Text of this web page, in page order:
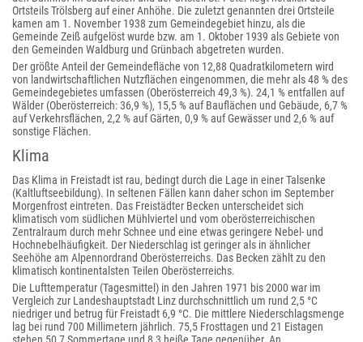
Ortsteils Trölsberg auf einer Anhöhe. Die zuletzt genannten drei Ortsteile
kamen am 1. November 1938 zum Gemeindegebiet hinzu, als die
Gemeinde Zeiß aufgelöst wurde bzw. am 1. Oktober 1939 als Gebiete von
den Gemeinden Waldburg und Grünbach abgetreten wurden.
Der größte Anteil der Gemeindefläche von 12,88 Quadratkilometern wird
von landwirtschaftlichen Nutzflächen eingenommen, die mehr als 48 % des
Gemeindegebietes umfassen (Oberösterreich 49,3 %). 24,1 % entfallen auf
Wälder (Oberösterreich: 36,9 %), 15,5 % auf Bauflächen und Gebäude, 6,7 %
auf Verkehrsflächen, 2,2 % auf Gärten, 0,9 % auf Gewässer und 2,6 % auf
sonstige Flächen.
Klima
Das Klima in Freistadt ist rau, bedingt durch die Lage in einer Talsenke
(Kaltluftseebildung). In seltenen Fällen kann daher schon im September
Morgenfrost eintreten. Das Freistädter Becken unterscheidet sich
klimatisch vom südlichen Mühlviertel und vom oberösterreichischen
Zentralraum durch mehr Schnee und eine etwas geringere Nebel- und
Hochnebelhäufigkeit. Der Niederschlag ist geringer als in ähnlicher
Seehöhe am Alpennordrand Oberösterreichs. Das Becken zählt zu den
klimatisch kontinentalsten Teilen Oberösterreichs.
Die Lufttemperatur (Tagesmittel) in den Jahren 1971 bis 2000 war im
Vergleich zur Landeshauptstadt Linz durchschnittlich um rund 2,5 °C
niedriger und betrug für Freistadt 6,9 °C. Die mittlere Niederschlagsmenge
lag bei rund 700 Millimetern jährlich. 75,5 Frosttagen und 21 Eistagen